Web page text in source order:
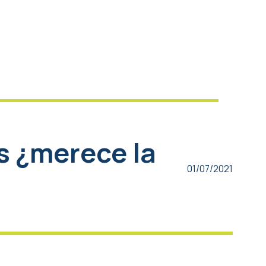
01/07/2021
¿merece la